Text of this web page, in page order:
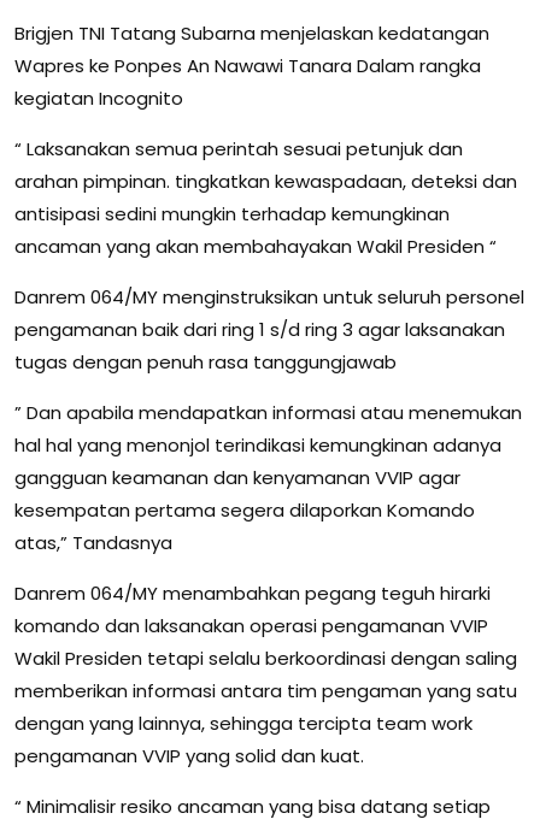
Brigjen TNI Tatang Subarna menjelaskan kedatangan
Wapres ke Ponpes An Nawawi Tanara Dalam rangka
kegiatan Incognito
“ Laksanakan semua perintah sesuai petunjuk dan
arahan pimpinan. tingkatkan kewaspadaan, deteksi dan
antisipasi sedini mungkin terhadap kemungkinan
ancaman yang akan membahayakan Wakil Presiden “
Danrem 064/MY menginstruksikan untuk seluruh personel
pengamanan baik dari ring 1 s/d ring 3 agar laksanakan
tugas dengan penuh rasa tanggungjawab
” Dan apabila mendapatkan informasi atau menemukan
hal hal yang menonjol terindikasi kemungkinan adanya
gangguan keamanan dan kenyamanan VVIP agar
kesempatan pertama segera dilaporkan Komando
atas,” Tandasnya
Danrem 064/MY menambahkan pegang teguh hirarki
komando dan laksanakan operasi pengamanan VVIP
Wakil Presiden tetapi selalu berkoordinasi dengan saling
memberikan informasi antara tim pengaman yang satu
dengan yang lainnya, sehingga tercipta team work
pengamanan VVIP yang solid dan kuat.
“ Minimalisir resiko ancaman yang bisa datang setiap